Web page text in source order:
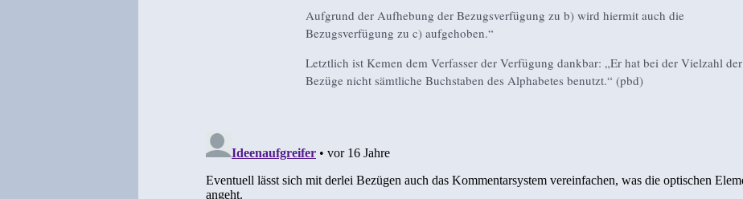
Aufgrund der Aufhebung der Bezugsverfügung zu b) wird hiermit auch die
Bezugsverfügung zu c) aufgehoben.“
Letztlich ist Kemen dem Verfasser der Verfügung dankbar: „Er hat bei der Vielzahl der
Bezüge nicht sämtliche Buchstaben des Alphabetes benutzt.“ (pbd)